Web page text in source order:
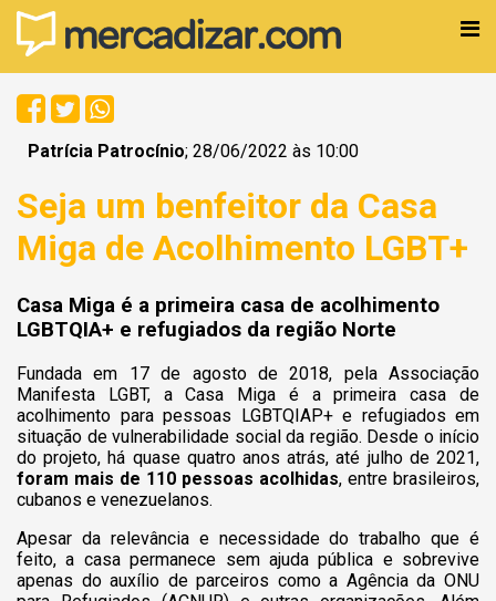
Patrícia Patrocínio; 28/06/2022 às 10:00
Seja um benfeitor da Casa
Miga de Acolhimento LGBT+
Casa Miga é a primeira casa de acolhimento
LGBTQIA+ e refugiados da região Norte
Fundada em 17 de agosto de 2018, pela Associação
Manifesta LGBT, a Casa Miga é a primeira casa de
acolhimento para pessoas LGBTQIAP+ e refugiados em
situação de vulnerabilidade social da região. Desde o início
do projeto, há quase quatro anos atrás, até julho de 2021,
foram mais de 110 pessoas acolhidas, entre brasileiros,
cubanos e venezuelanos.
Apesar da relevância e necessidade do trabalho que é
feito, a casa permanece sem ajuda pública e sobrevive
apenas do auxílio de parceiros como a Agência da ONU